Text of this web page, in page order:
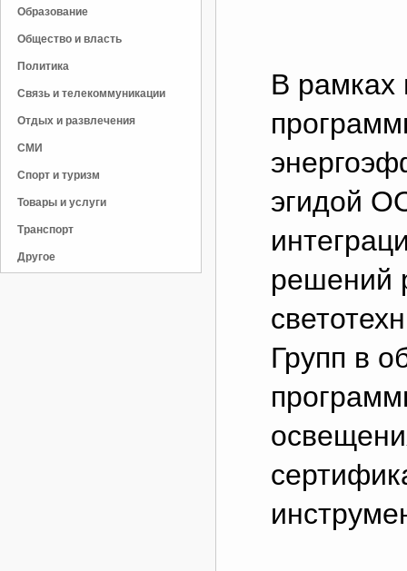
Образование
Общество и власть
Политика
Связь и телекоммуникации
Отдых и развлечения
СМИ
Спорт и туризм
Товары и услуги
Транспорт
Другое
В рамках
эгидой
решений
Групп в